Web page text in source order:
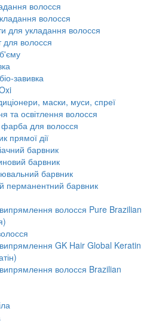
волосся
волосся
для укладання волосся
для волосся
завивка
маски, муси, спреї
та освітлення волосся
для волосся
прямої дії
барвник
барвник
барвник
перманентний барвник
волосся Pure Brazilian
GK Hair Global Keratin
волосся Brazilian